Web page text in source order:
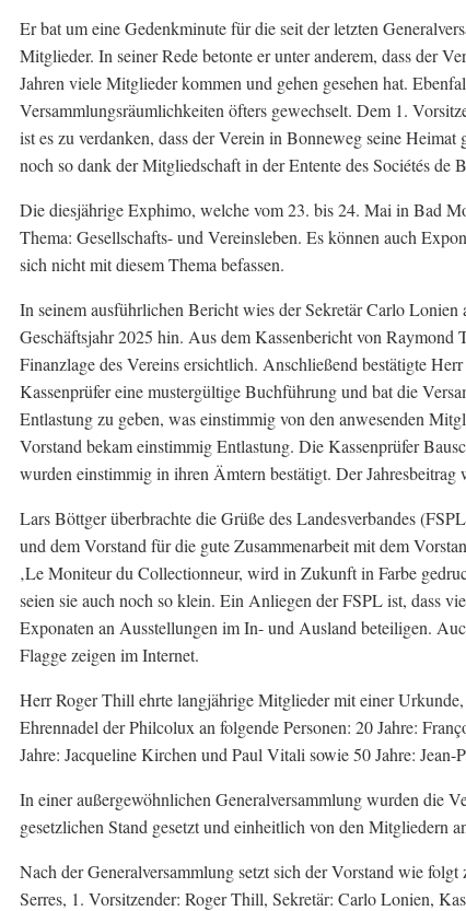
Er bat um eine Gedenkminute für die seit der letzten
Mitglieder. In seiner Rede betonte er unter anderem, dass der
Jahren viele Mitglieder kommen und gehen gesehen hat.
Versammlungsräumlichkeiten öfters gewechselt. Dem 1.
ist es zu verdanken, dass der Verein in Bonneweg seine Heimat
noch so dank der Mitgliedschaft in der Entente des Sociétés de
Die diesjährige Exphimo, welche vom 23. bis 24. Mai in Bad
Thema: Gesellschafts- und Vereinsleben. Es können auch
sich nicht mit diesem Thema befassen.
In seinem ausführlichen Bericht wies der Sekretär Carlo
Geschäftsjahr 2025 hin. Aus dem Kassenbericht von Raymond
Finanzlage des Vereins ersichtlich. Anschließend bestätigte
Kassenprüfer eine mustergültige Buchführung und bat die
Entlastung zu geben, was einstimmig von den anwesenden
Vorstand bekam einstimmig Entlastung. Die Kassenprüfer
wurden einstimmig in ihren Ämtern bestätigt. Der Jahresbeitrag
Lars Böttger überbrachte die Grüße des Landesverbandes
und dem Vorstand für die gute Zusammenarbeit mit dem
‚Le Moniteur du Collectionneur, wird in Zukunft in Farbe
seien sie auch noch so klein. Ein Anliegen der FSPL ist, dass
Exponaten an Ausstellungen im In- und Ausland beteiligen.
Flagge zeigen im Internet.
Herr Roger Thill ehrte langjährige Mitglieder mit einer
Ehrennadel der Philcolux an folgende Personen: 20 Jahre:
Jahre: Jacqueline Kirchen und Paul Vitali sowie 50 Jahre: Jean-
In einer außergewöhnlichen Generalversammlung wurden die
gesetzlichen Stand gesetzt und einheitlich von den Mitgliedern
Nach der Generalversammlung setzt sich der Vorstand wie
Serres, 1. Vorsitzender: Roger Thill, Sekretär: Carlo Lonien,